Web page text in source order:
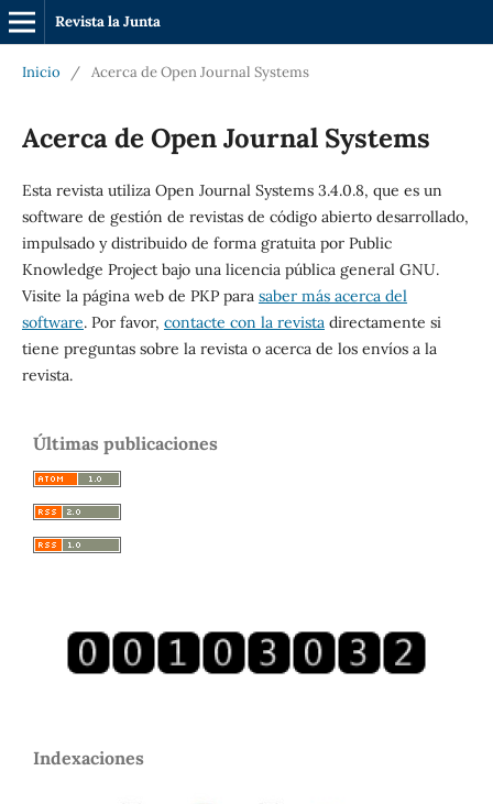
Revista la Junta
Inicio / Acerca de Open Journal Systems
Acerca de Open Journal Systems
Esta revista utiliza Open Journal Systems 3.4.0.8, que es un
software de gestión de revistas de código abierto desarrollado,
impulsado y distribuido de forma gratuita por Public
Knowledge Project bajo una licencia pública general GNU.
Visite la página web de PKP para saber más acerca del
software. Por favor, contacte con la revistadirectamente si
tiene preguntas sobre la revista o acerca de los envíos a la
revista.
Últimas publicaciones
Indexaciones